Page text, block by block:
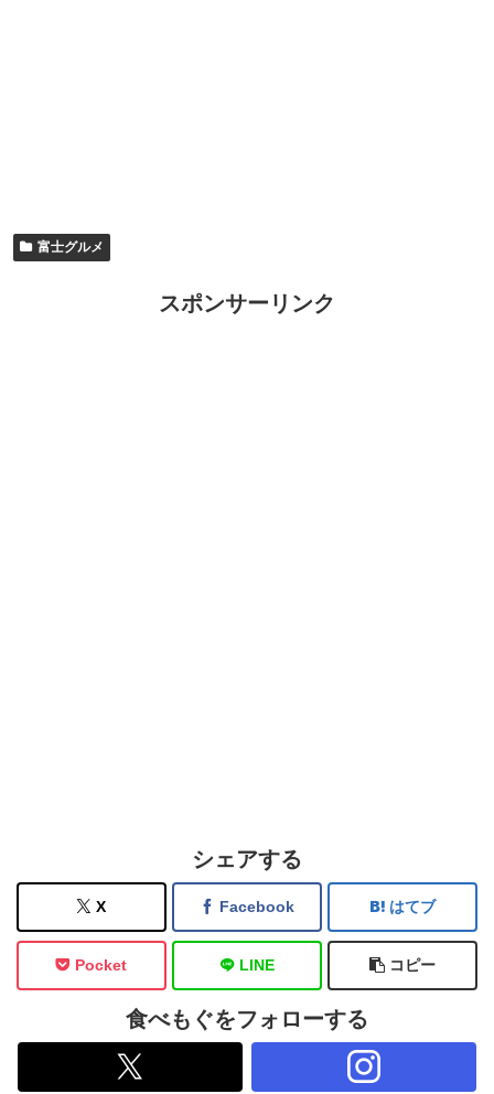
富士グルメ
スポンサーリンク
シェアする
X Facebook はてブ
Pocket LINE コピー
食べもぐをフォローする